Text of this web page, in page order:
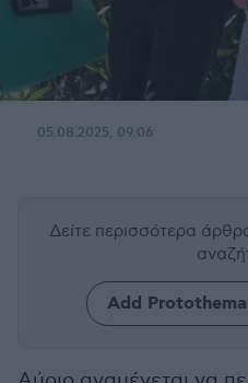
05.08.2025, 09:06
Δείτε περισσότερα
Add